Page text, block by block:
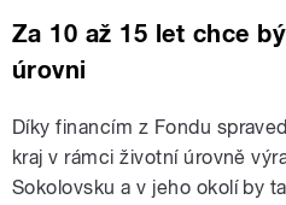
Za 10 až 15 let chce
úrovni
Díky financím z Fondu
kraj v rámci životní úrovně
Sokolovsku a v jeho okolí by